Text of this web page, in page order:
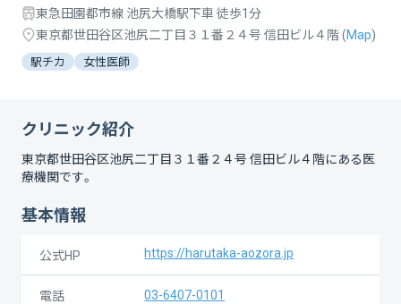
東急田園都市線 池尻大橋駅下車 徒歩1分
東京都世田谷区池尻二丁目３１番２４号 信田ビル４階(Map)
駅チカ 女性医師
クリニック紹介
東京都世田谷区池尻二丁目３１番２４号 信田ビル４階にある医
療機関です。
基本情報
公式HP https://harutaka-aozora.jp
電話 03-6407-0101